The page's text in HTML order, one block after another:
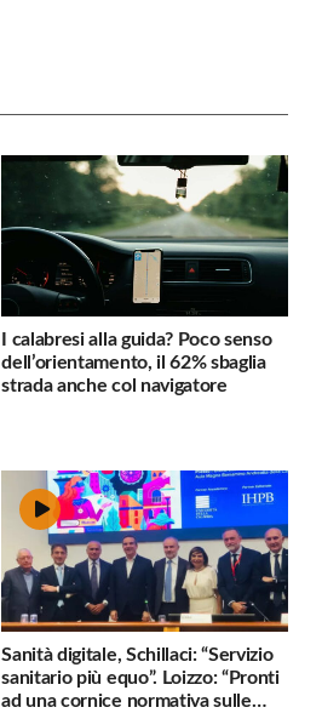
I calabresi alla guida? Poco senso
dell’orientamento, il 62% sbaglia
strada anche col navigatore
Sanità digitale, Schillaci: “Servizio
sanitario più equo”. Loizzo: “Pronti
ad una cornice normativa sulle